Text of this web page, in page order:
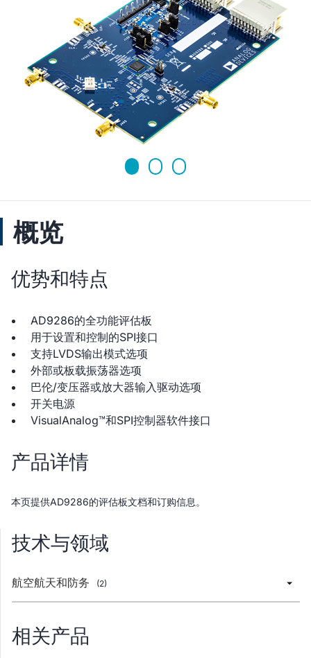
概览
优势和特点
AD9286的全功能评估板
用于设置和控制的SPI接口
支持LVDS输出模式选项
外部或板载振荡器选项
巴伦/变压器或放大器输入驱动选项
开关电源
VisualAnalog™和SPI控制器软件接口
产品详情
本页提供AD9286的评估板文档和订购信息。
技术与领域
航空航天和防务 (2)
相关产品